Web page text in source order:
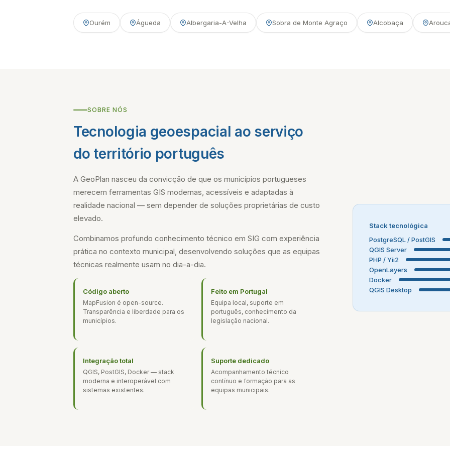
Ourém Águeda Albergaria-A-Velha Sobra de Monte Agraço Alcobaça
SOBRE NÓS
Tecnologia geoespacial ao serviço
do território português
A GeoPlan nasceu da convicção de que os municípios portugueses
merecem ferramentas GIS modernas, acessíveis e adaptadas à
realidade nacional — sem depender de soluções proprietárias de custo
elevado.
Combinamos profundo conhecimento técnico em SIG com experiência
prática no contexto municipal, desenvolvendo soluções que as equipas
técnicas realmente usam no dia-a-dia.
Código aberto
MapFusion é open-source.
Transparência e liberdade para os
municípios.
Feito em Portugal
Equipa local, suporte em
português, conhecimento da
legislação nacional.
Integração total
QGIS, PostGIS, Docker — stack
moderna e interoperável com
sistemas existentes.
Suporte dedicado
Acompanhamento técnico
contínuo e formação para as
equipas municipais.
Stack tecnológica
PostgreSQL / PostGIS
QGIS Server
PHP / Yii2
OpenLayers
Docker
QGIS Desktop